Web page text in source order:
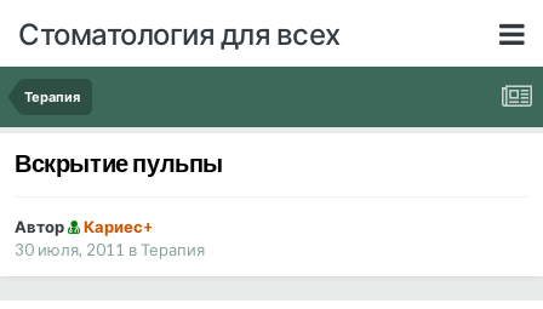
Стоматология для всех
Терапия
Вскрытие пульпы
Автор
Кариес+
30 июля, 2011 вТерапия